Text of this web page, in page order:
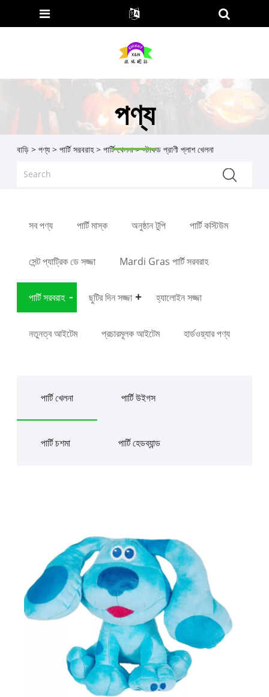
পণ্য
বাড়ি > পণ্য> পার্টি সরবরাহ> পার্টি খেলনা> স্টাফড প্রাণী প্লাশ খেলনা
সব পণ্য পার্টি মাস্ক অনুষ্ঠান টুপি পার্টি কস্টিউম
সেন্ট প্যাট্রিক ডে সজ্জা Mardi Gras পার্টি সরবরাহ
পার্টি সরবরাহ ছুটির দিন সজ্জা হ্যালোইন সজ্জা
নতুনত্ব আইটেম প্রচারমূলক আইটেম হার্ডওয়্যার পণ্য
পার্টি খেলনা পার্টি উইগস
পার্টি চশমা পার্টি হেডব্যান্ড